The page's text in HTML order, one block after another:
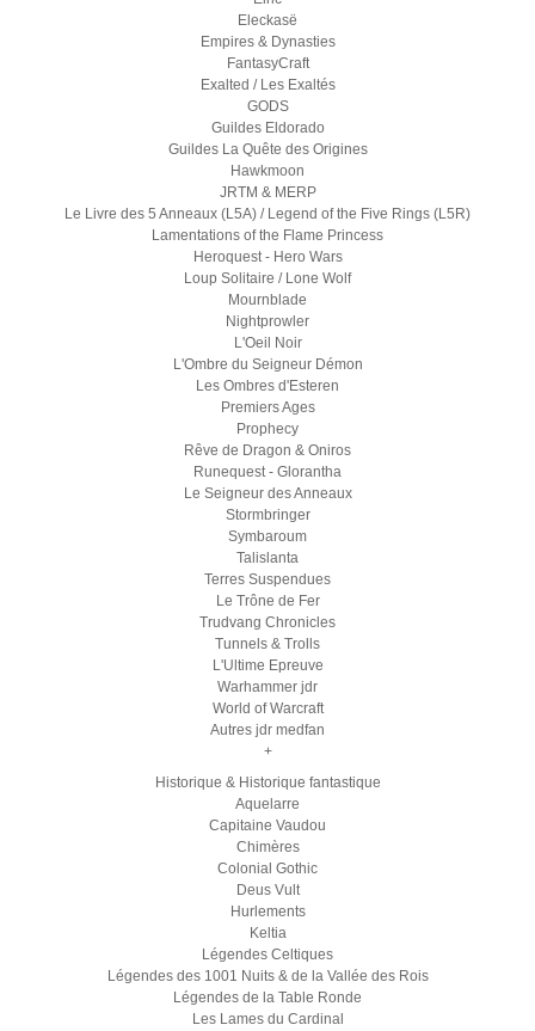
Eleckasë
Empires & Dynasties
FantasyCraft
Exalted / Les Exaltés
GODS
Guildes Eldorado
Guildes La Quête des Origines
Hawkmoon
JRTM & MERP
Le Livre des 5 Anneaux (L5A) / Legend of the Five Rings (L5R)
Lamentations of the Flame Princess
Heroquest - Hero Wars
Loup Solitaire / Lone Wolf
Mournblade
Nightprowler
L'Oeil Noir
L'Ombre du Seigneur Démon
Les Ombres d'Esteren
Premiers Ages
Prophecy
Rêve de Dragon & Oniros
Runequest - Glorantha
Le Seigneur des Anneaux
Stormbringer
Symbaroum
Talislanta
Terres Suspendues
Le Trône de Fer
Trudvang Chronicles
Tunnels & Trolls
L'Ultime Epreuve
Warhammer jdr
World of Warcraft
Autres jdr medfan
+
Historique & Historique fantastique
Aquelarre
Capitaine Vaudou
Chimères
Colonial Gothic
Deus Vult
Hurlements
Keltia
Légendes Celtiques
Légendes des 1001 Nuits & de la Vallée des Rois
Légendes de la Table Ronde
Les Lames du Cardinal